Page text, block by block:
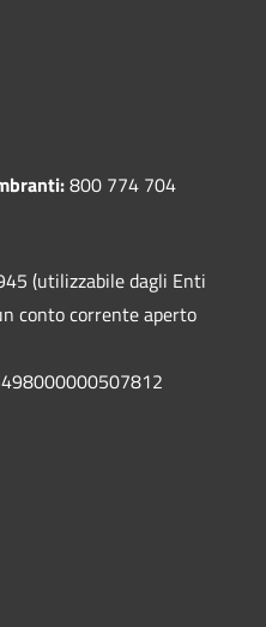
800 774 704
(utilizzabile dagli Enti
conto corrente aperto